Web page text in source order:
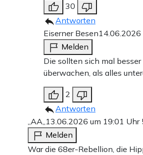
30
Antworten
Eiserner Besen
Melden
Die sollten sich mal besser
überwachen, als alles
2
Antworten
,,AA,, 13.06.2026 um 19:01 Uhr
Melden
War die 68er-Rebellion, die